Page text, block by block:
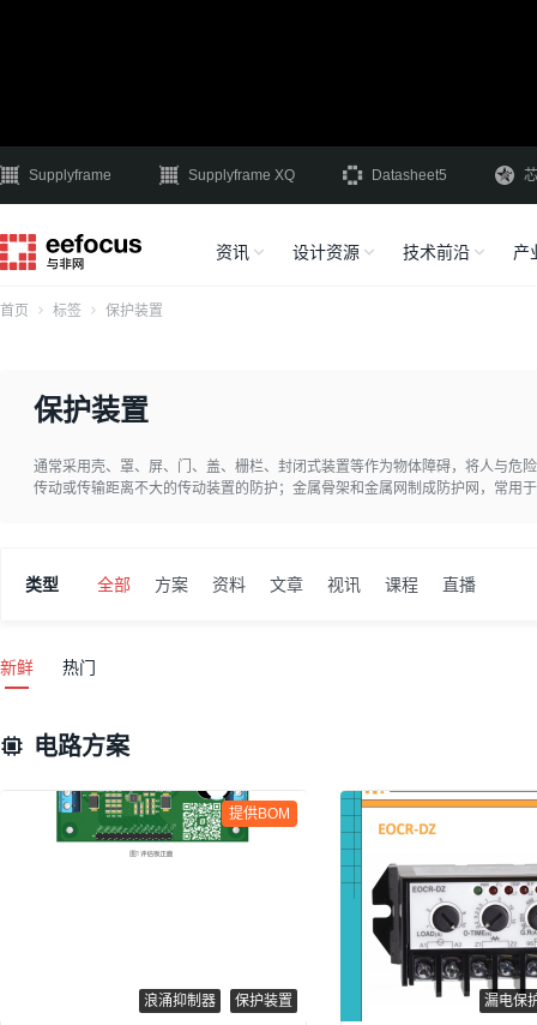
Supplyframe Supplyframe XQ Datasheet5
资讯 设计资源 技术前沿 产
首页 标签 保护装置
保护装置
通常采用壳、罩、屏、门、盖、栅栏、封闭式装置等作为物体障碍，将人与危
传动或传输距离不大的传动装置的防护；金属骨架和金属网制成防护网，常用
类型 全部 方案 资料 文章 视讯 课程 直播
新鲜 热门
电路方案
提供BOM
浪涌抑制器 保护装置 漏电保